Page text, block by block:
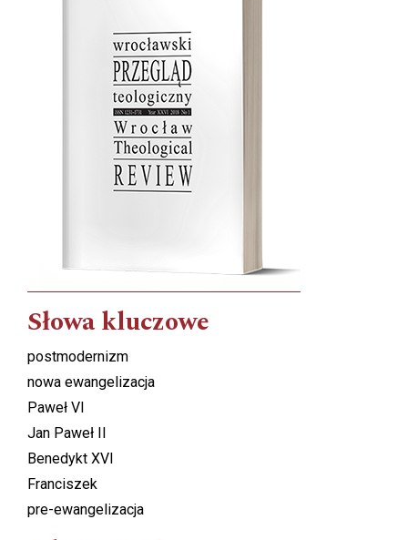
Słowa kluczowe
postmodernizm
nowa ewangelizacja
Paweł VI
Jan Paweł II
Benedykt XVI
Franciszek
pre-ewangelizacja